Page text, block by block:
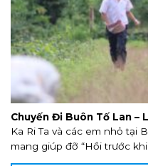
Chuyến Đi Buôn Tố Lan –
Ka Ri Ta và các em nhỏ tại
mang giúp đỡ “Hồi trước khi